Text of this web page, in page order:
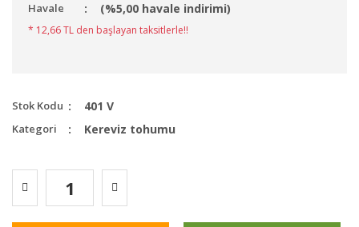
Havale (%5,00 havale indirimi)
* 12,66 TL den başlayan taksitlerle!!
Stok Kodu 401 V
Kategori Kereviz tohumu